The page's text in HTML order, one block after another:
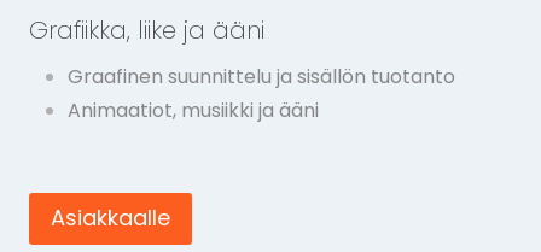
Grafiikka, liike ja ääni
Graafinen suunnittelu ja sisällön tuotanto
Animaatiot, musiikki ja ääni
Asiakkaalle